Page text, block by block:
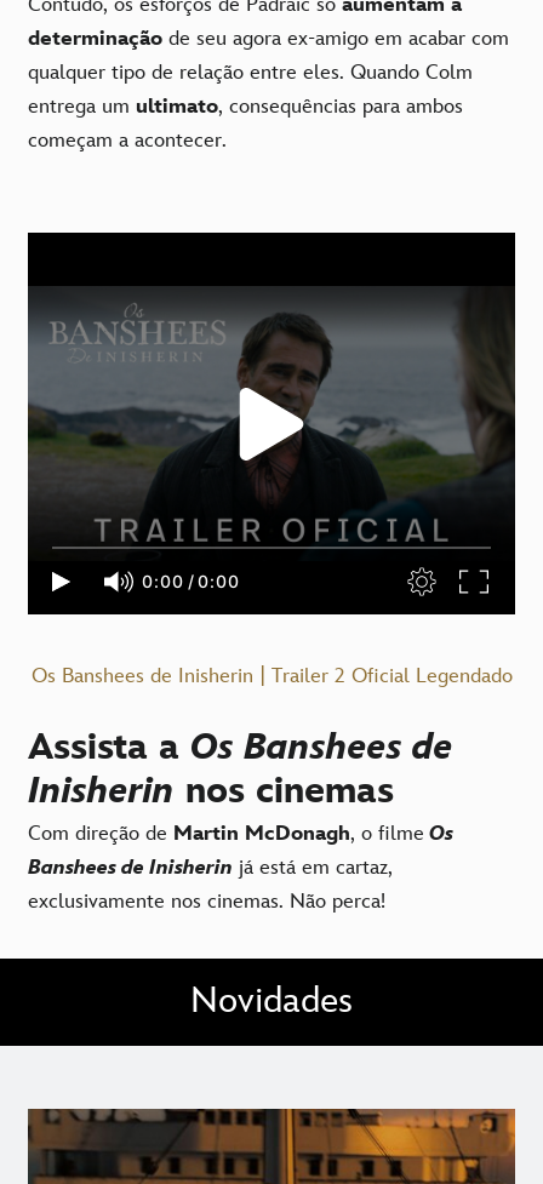
determinação de seu agora ex-amigo em acabar com
qualquer tipo de relação entre eles. Quando Colm
entrega um ultimato, consequências para ambos
começam a acontecer.
Os Banshees de Inisherin | Trailer 2 Oficial Legendado
Assista a Os Banshees de
Inisherin nos cinemas
Com direção de Martin McDonagh, o filme Os
Banshees de Inisherin já está em cartaz,
exclusivamente nos cinemas. Não perca!
Novidades